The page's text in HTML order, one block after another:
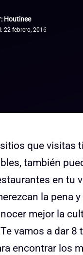
Houtinee
22 febrero, 2016
que visitas
también
en tu
la pena
mejor la
vamos a dar 8
encontrar los